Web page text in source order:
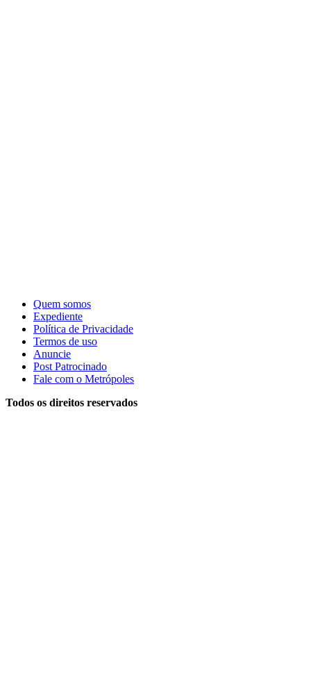
Quem somos
Expediente
Política de Privacidade
Termos de uso
Anuncie
Post Patrocinado
Fale com o Metrópoles
Todos os direitos reservados